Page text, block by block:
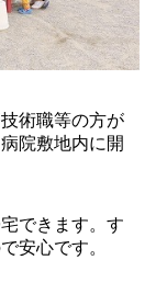
術職等の方が
院敷地内に開
できます。す
安心です。